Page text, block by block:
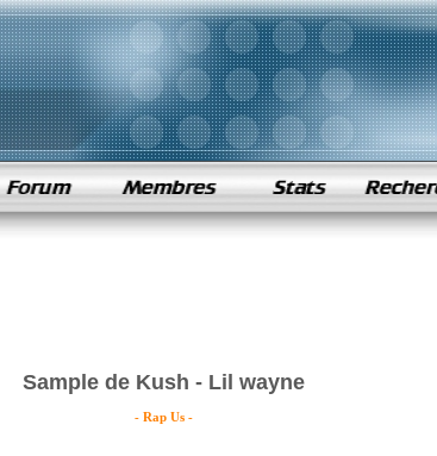
Sample de Kush - Lil wayne
- Rap Us -